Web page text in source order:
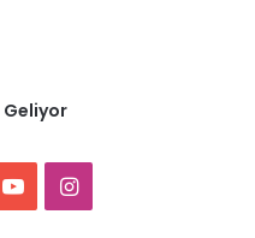
Geliyor
YouTubeInstagram